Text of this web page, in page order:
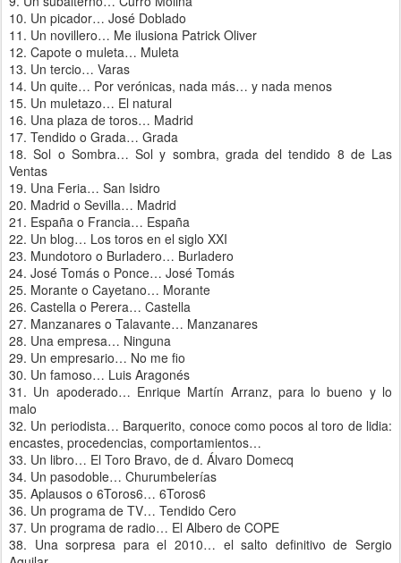
10. Un picador… José Doblado
11. Un novillero… Me ilusiona Patrick Oliver
12. Capote o muleta… Muleta
13. Un tercio… Varas
14. Un quite… Por verónicas, nada más… y nada menos
15. Un muletazo… El natural
16. Una plaza de toros… Madrid
17. Tendido o Grada… Grada
18. Sol o Sombra… Sol y sombra, grada del tendido 8 de Las
Ventas
19. Una Feria… San Isidro
20. Madrid o Sevilla… Madrid
21. España o Francia… España
22. Un blog… Los toros en el siglo XXI
23. Mundotoro o Burladero… Burladero
24. José Tomás o Ponce… José Tomás
25. Morante o Cayetano… Morante
26. Castella o Perera… Castella
27. Manzanares o Talavante… Manzanares
28. Una empresa… Ninguna
29. Un empresario… No me fio
30. Un famoso… Luis Aragonés
31. Un apoderado… Enrique Martín Arranz, para lo bueno y lo
malo
32. Un periodista… Barquerito, conoce como pocos al toro de lidia:
encastes, procedencias, comportamientos…
33. Un libro… El Toro Bravo, de d. Álvaro Domecq
34. Un pasodoble… Churumbelerías
35. Aplausos o 6Toros6… 6Toros6
36. Un programa de TV… Tendido Cero
37. Un programa de radio… El Albero de COPE
38. Una sorpresa para el 2010… el salto definitivo de Sergio